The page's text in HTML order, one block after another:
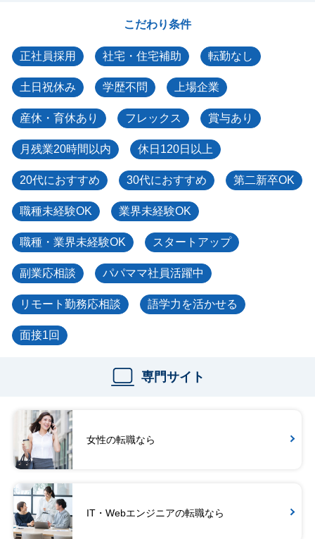
こだわり条件
正社員採用 社宅・住宅補助 転勤なし
土日祝休み 学歴不問 上場企業
産休・育休あり フレックス 賞与あり
月残業20時間以内 休日120日以上
20代におすすめ 30代におすすめ 第二新卒OK
職種未経験OK 業界未経験OK
職種・業界未経験OK スタートアップ
副業応相談 パパママ社員活躍中
リモート勤務応相談 語学力を活かせる
面接1回
専門サイト
女性の転職なら
IT・Webエンジニアの転職なら